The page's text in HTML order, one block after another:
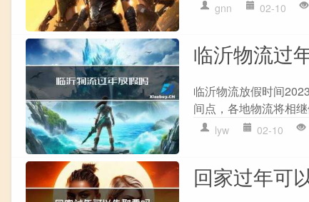
gnn 02-10
临沂物流过
临沂物流放假时间
间点，各地物流将相
lyw 02-10
回家过年可